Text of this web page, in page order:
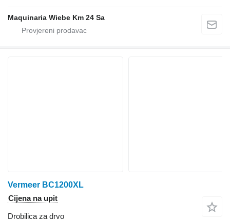
Maquinaria Wiebe Km 24 Sa
Vermeer BC1200XL
Cijena na upit
Drobilica za drvo